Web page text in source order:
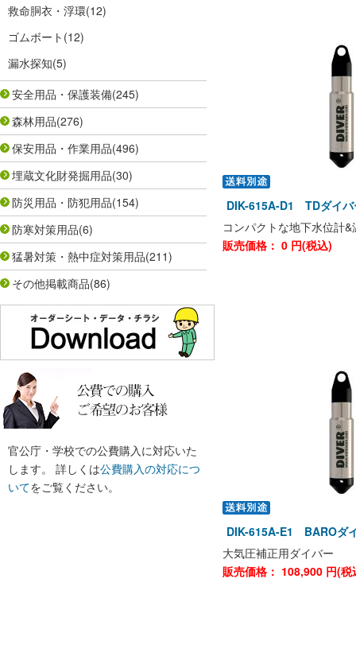
救命胴衣・浮環(12)
ゴムボート (12)
漏水探知(5)
安全用品・保護装備(245)
森林用品(276)
保安用品・作業用品(496)
埋蔵文化財発掘用品(30)
防災用品・防犯用品(154)
防寒対策用品(6)
猛暑対策・熱中症対策用品(211)
その他掲載商品(86)
官公庁・学校での公費購入に対応いた
します。 詳しくは公費購入の対応につ
いてをご覧ください。
DIK-615A-D1 TDダイ
コンパクトな地下水位計&
販売価格： 0 円(税込)
DIK-615A-E1 BAROダ
大気圧補正用ダイバー
販売価格： 108,900 円(